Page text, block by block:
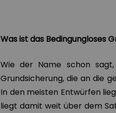
Was ist das Bedingungloses
Wie der Name schon
Grundsicherung, die an die
In den meisten Entwürfen
liegt damit weit über dem